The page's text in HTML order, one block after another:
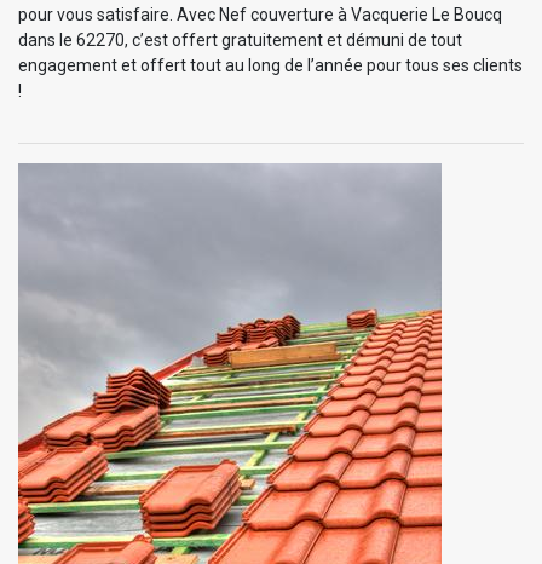
pour vous satisfaire. Avec Nef couverture à Vacquerie Le Boucq
dans le 62270, c’est offert gratuitement et démuni de tout
engagement et offert tout au long de l’année pour tous ses clients
!